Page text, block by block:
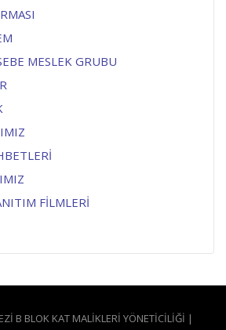
MESLEK GRUBU
FİLMLERİ
B BLOK KAT MALİKLERİ YÖNETİCİLİĞİ |